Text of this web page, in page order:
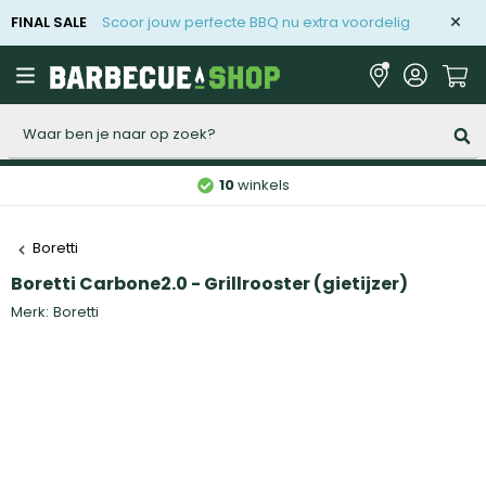
FINAL SALE Scoor jouw perfecte BBQ nu extra voordelig
10winkels
Boretti
Boretti Carbone2.0 - Grillrooster (gietijzer)
Merk: Boretti